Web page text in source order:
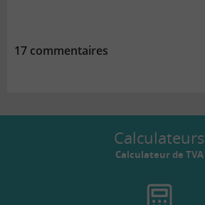
17 commentaires
Calculateurs
Calculateur de TVA